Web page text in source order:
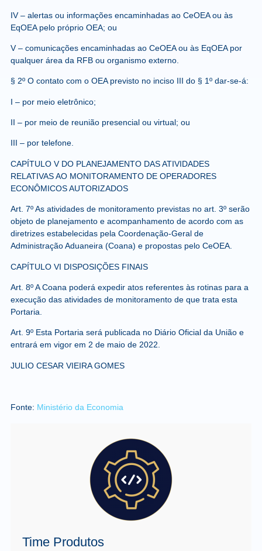
IV – alertas ou informações encaminhadas ao CeOEA ou às
EqOEA pelo próprio OEA; ou
V – comunicações encaminhadas ao CeOEA ou às EqOEA por
qualquer área da RFB ou organismo externo.
§ 2º O contato com o OEA previsto no inciso III do § 1º dar-se-á:
I – por meio eletrônico;
II – por meio de reunião presencial ou virtual; ou
III – por telefone.
CAPÍTULO V DO PLANEJAMENTO DAS ATIVIDADES
RELATIVAS AO MONITORAMENTO DE OPERADORES
ECONÔMICOS AUTORIZADOS
Art. 7º As atividades de monitoramento previstas no art. 3º serão
objeto de planejamento e acompanhamento de acordo com as
diretrizes estabelecidas pela Coordenação-Geral de
Administração Aduaneira (Coana) e propostas pelo CeOEA.
CAPÍTULO VI DISPOSIÇÕES FINAIS
Art. 8º A Coana poderá expedir atos referentes às rotinas para a
execução das atividades de monitoramento de que trata esta
Portaria.
Art. 9º Esta Portaria será publicada no Diário Oficial da União e
entrará em vigor em 2 de maio de 2022.
JULIO CESAR VIEIRA GOMES
Fonte: Ministério da Economia
Time Produtos